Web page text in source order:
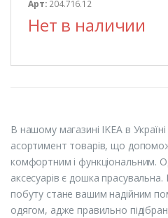
Арт: 204.716.12
Нет в наличии
В нашому магазині IKEA в
асортимент товарів, що
комфортним і функціональним.
аксесуарів є дошка
побуту стане вашим надійним
одягом, адже правильно